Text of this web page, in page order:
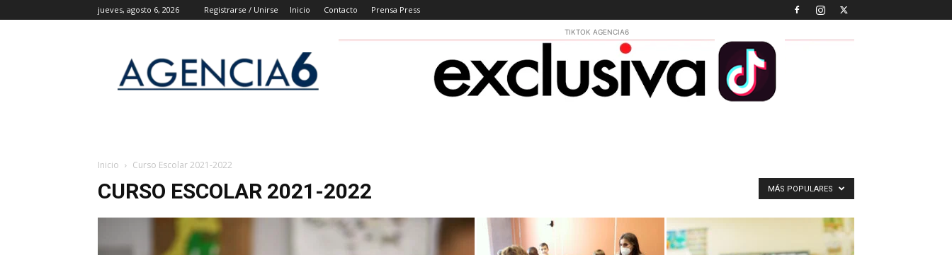
jueves, agosto 6, 2026 Registrarse / Unirse Inicio Contacto Prensa Press
6
Noticias
TIKTOK AGENCIA6
Inicio Curso Escolar 2021-2022
CURSO ESCOLAR 2021-2022 MÁS POPULARES